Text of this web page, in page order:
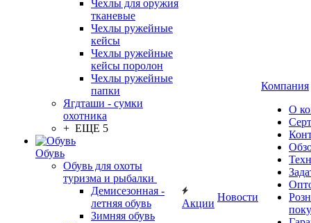
Чехлы для оружия
тканевые
Чехлы ружейные
кейсы
Чехлы ружейные
кейсы поролон
Чехлы ружейные
папки
Ягдташи - сумки
охотника
+ ЕЩЕ 5
Обувь
Обувь для охоты
туризма и рыбалки
Демисезонная -
летняя обувь
Зимняя обувь
Акции
Новости
Компания
О